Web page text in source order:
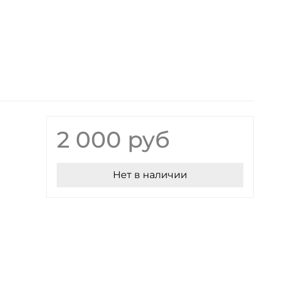
2 000 руб
Нет в наличии